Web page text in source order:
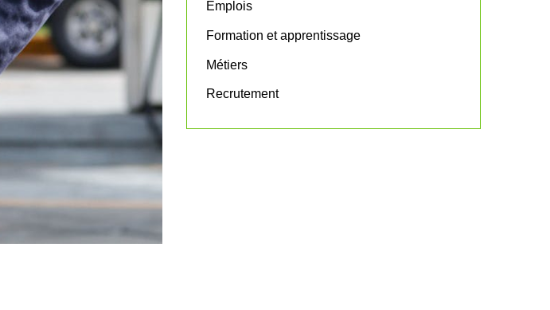
Emplois
Formation et apprentissage
Métiers
Recrutement